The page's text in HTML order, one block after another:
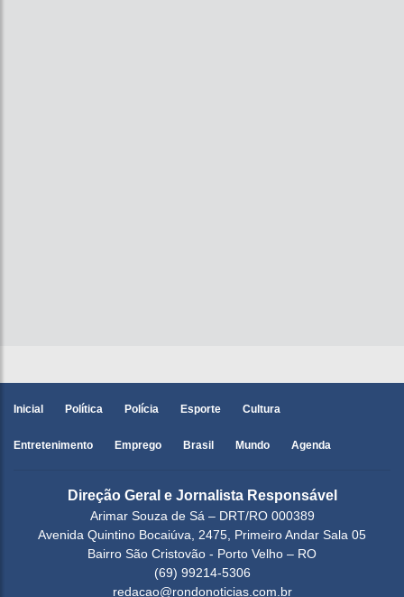
Inicial Política Polícia Esporte Cultura
Entretenimento Emprego Brasil Mundo Agenda
Direção Geral e Jornalista Responsável
Arimar Souza de Sá – DRT/RO 000389
Avenida Quintino Bocaiúva, 2475, Primeiro Andar Sala 05
Bairro São Cristovão - Porto Velho – RO
(69) 99214-5306
redacao@rondonoticias.com.br